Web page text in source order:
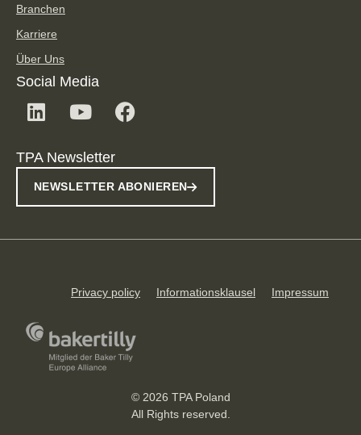
Branchen
Karriere
Über Uns
Social Media
TPA Newsletter
NEWSLETTER ABONIEREN
Privacy policy Informationsklausel Impressum
© 2026 TPA Poland
All Rights reserved.